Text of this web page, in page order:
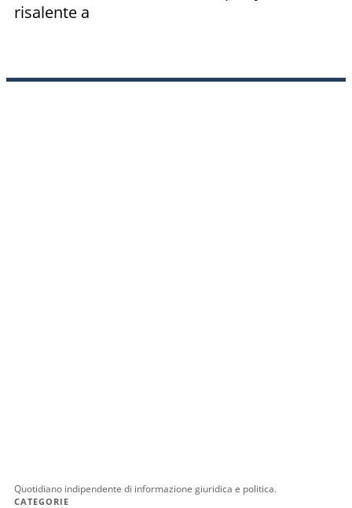
risalente a
Quotidiano indipendente di informazione giuridica e politica.
CATEGORIE